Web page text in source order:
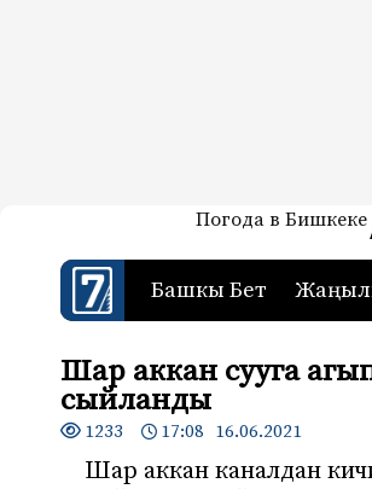
7-канал.
Жаңылыктар — Кыргызстан
Погода в Бишкеке
Башкы Бет
Шар аккан сууга
сыйланды
1233 17:08 16.06.2021
Шар аккан каналдан